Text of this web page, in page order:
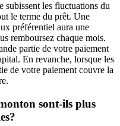
subissent les fluctuations du
le terme du prêt. Une
préférentiel aura une
remboursez chaque mois.
partie de votre paiement
En revanche, lorsque les
de votre paiement couvre la
sont-ils plus